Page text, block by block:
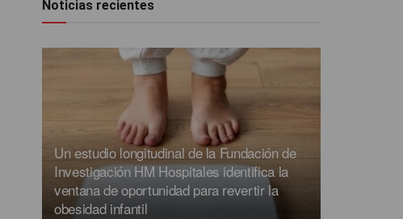
Noticias recientes
Un estudio longitudinal de la Fundación de
Investigación HM Hospitales identifica la
ventana de oportunidad para revertir la
obesidad infantil